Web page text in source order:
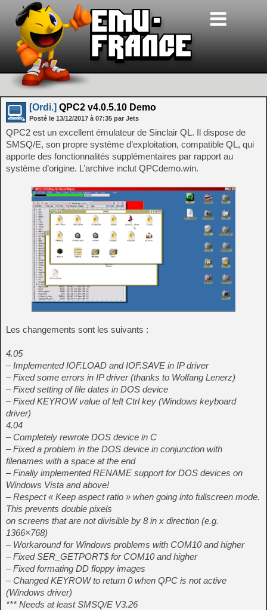
[Ordi.] QPC2 v4.0.5.10 Demo
Posté le 13/12/2017 à 07:35 par Jets
QPC2 est un excellent émulateur de Sinclair QL. Il dispose de
SMSQ/E, son propre système d’exploitation, compatible QL, qui
apporte des fonctionnalités supplémentaires par rapport au
système d’origine. L’archive inclut QPCdemo.win.
Les changements sont les suivants :
4.05
– Implemented IOF.LOAD and IOF.SAVE in IP driver
– Fixed some errors in IP driver (thanks to Wolfang Lenerz)
– Fixed setting of file dates in DOS device
– Fixed KEYROW value of left Ctrl key (Windows keyboard
driver)
4.04
– Completely rewrote DOS device in C
– Fixed a problem in the DOS device in conjunction with
filenames with a space at the end
– Finally implemented RENAME support for DOS devices on
Windows Vista and above!
– Respect « Keep aspect ratio » when going into fullscreen mode.
This prevents double pixels
on screens that are not divisible by 8 in x direction (e.g.
1366×768)
– Workaround for Windows problems with COM10 and higher
– Fixed SER_GETPORT$ for COM10 and higher
– Fixed formating DD floppy images
– Changed KEYROW to return 0 when QPC is not active
(Windows driver)
*** Needs at least SMSQ/E V3.26